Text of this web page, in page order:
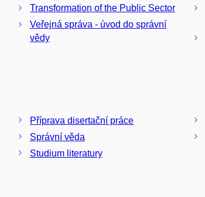
Transformation of the Public Sector
Veřejná správa - úvod do správní
vědy
Příprava disertační práce
Správní věda
Studium literatury